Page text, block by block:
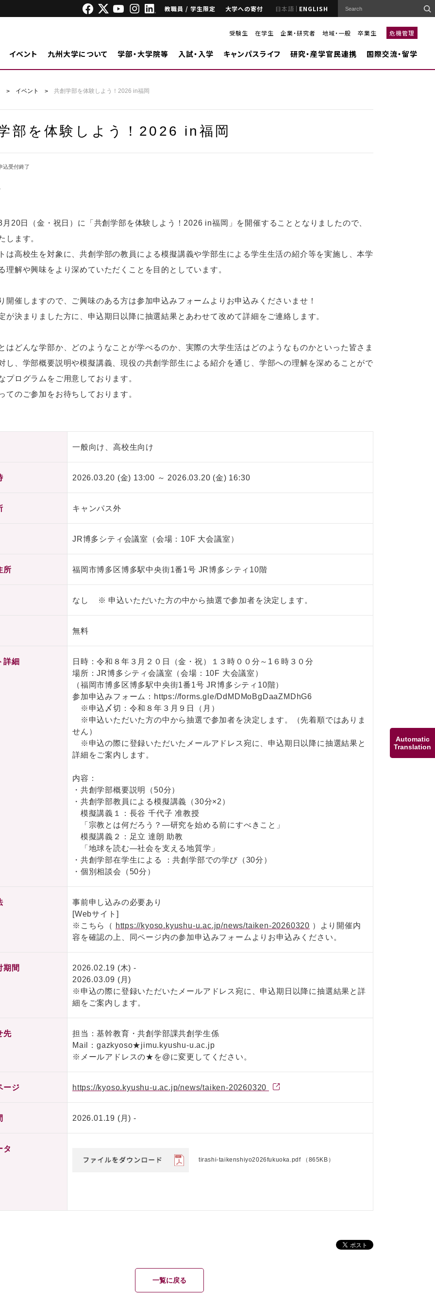
Automatic
Translation
教職員 / 学生限定 大学への寄付 日本語 ENGLISH
受験生 在学生 企業・研究者 地域・一般 卒業生 危機管理
イベント 九州大学について 学部・大学院等 入試・入学 キャンパスライフ 研究・産学官民連携 国際交流・留学
イベント 共創学部を体験しよう！2026 in福岡
部を体験しよう！2026 in福岡
込受付終了
月20日（金・祝日）に「共創学部を体験しよう！2026 in福岡」を開催することとなりましたので、
します。
は⾼校⽣を対象に、共創学部の教員による模擬講義や学部⽣による学⽣⽣活の紹介等を実施し、本学
理解や興味をより深めていただくことを⽬的としています。
開催しますので、ご興味のある⽅は参加申込みフォームよりお申込みくださいませ！
が決まりました⽅に、申込期日以降に抽選結果とあわせて改めて詳細をご連絡します。
はどんな学部か、どのようなことが学べるのか、実際の大学生活はどのようなものかといった皆さま
し、学部概要説明や模擬講義、現役の共創学部生による紹介を通じ、学部への理解を深めることがで
プログラムをご用意しております。
てのご参加をお待ちしております。
一般向け、高校生向け
2026.03.20 (金) 13:00 ～ 2026.03.20 (金) 16:30
キャンパス外
JR博多シティ会議室（会場：10F 大会議室）
所 福岡市博多区博多駅中央街1番1号 JR博多シティ10階
なし ※ 申込いただいた方の中から抽選で参加者を決定します。
無料
詳細
日時：令和８年３月２０日（金・祝）１３時００分～1６時３０分
場所：JR博多シティ会議室（会場：10F 大会議室）
（福岡市博多区博多駅中央街1番1号 JR博多シティ10階）
参加申込みフォーム：https://forms.gle/DdMDMoBgDaaZMDhG6
※申込〆切：令和８年３月９日（月）
※申込いただいた方の中から抽選で参加者を決定します。（先着順ではありま
せん）
※申込の際に登録いただいたメールアドレス宛に、申込期日以降に抽選結果と
詳細をご案内します。
内容：
・共創学部概要説明（50分）
・共創学部教員による模擬講義（30分×2）
模擬講義１：長谷 千代子 准教授
「宗教とは何だろう？―研究を始める前にすべきこと」
模擬講義２：足立 達朗 助教
「地球を読む―社会を支える地質学」
・共創学部在学生による ：共創学部での学び（30分）
・個別相談会（50分）
事前申し込みの必要あり
[Webサイト]
※こちら（ https://kyoso.kyushu-u.ac.jp/news/taiken-20260320 ）より開催内
容を確認の上、同ページ内の参加申込みフォームよりお申込みください。
期間
2026.02.19 (木) -
2026.03.09 (月)
※申込の際に登録いただいたメールアドレス宛に、申込期日以降に抽選結果と詳
細をご案内します。
先
担当：基幹教育・共創学部課共創学生係
Mail：gazkyoso★jimu.kyushu-u.ac.jp
※メールアドレスの★を@に変更してください。
ージ https://kyoso.kyushu-u.ac.jp/news/taiken-20260320
2026.01.19 (月) -
タ
tirashi-taikenshiyo2026fukuoka.pdf （865KB）
一覧に戻る